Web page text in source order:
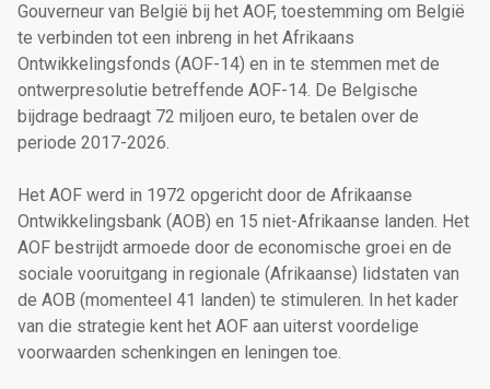
Gouverneur van België bij het AOF, toestemming om België
te verbinden tot een inbreng in het Afrikaans
Ontwikkelingsfonds (AOF-14) en in te stemmen met de
ontwerpresolutie betreffende AOF-14. De Belgische
bijdrage bedraagt 72 miljoen euro, te betalen over de
periode 2017-2026.
Het AOF werd in 1972 opgericht door de Afrikaanse
Ontwikkelingsbank (AOB) en 15 niet-Afrikaanse landen. Het
AOF bestrijdt armoede door de economische groei en de
sociale vooruitgang in regionale (Afrikaanse) lidstaten van
de AOB (momenteel 41 landen) te stimuleren. In het kader
van die strategie kent het AOF aan uiterst voordelige
voorwaarden schenkingen en leningen toe.